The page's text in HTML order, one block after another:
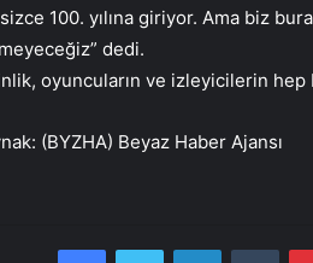
100. yılına giriyor. Ama biz
dedi.
oyuncuların ve izleyicilerin hep
(BYZHA) Beyaz Haber Ajansı
FacebookTwitter LinkedIn